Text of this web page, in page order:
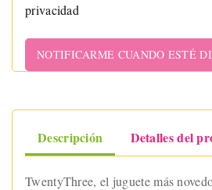
privacidad
NOTIFICARME CUANDO ESTÉ
Descripción Detalles del
TwentyThree, el juguete más